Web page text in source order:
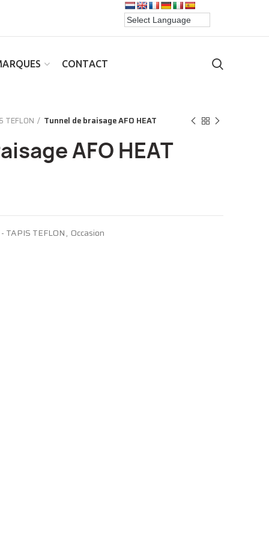
CONTACT
TEFLON Tunnel de braisage AFO HEAT
AFO HEAT
TAPIS TEFLON, Occasion